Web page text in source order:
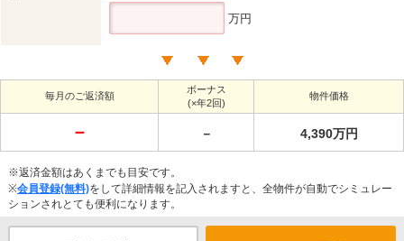
万円
毎月のご返済額
ボーナス
(×年2回)
物件価格
－ － 4,390万円
※返済金額はあくまでも目安です。
※会員登録(無料)をして詳細情報を記入されますと、全物件が自動でシミュレー
ションされとても便利になります。